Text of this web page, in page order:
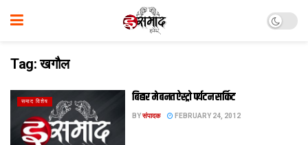
Tag:खगौल
समाद विशेष बिहार मे बनत ऐस्ट्रो पर्यटन सर्किट
BYसंपादक FEBRUARY 24, 2012